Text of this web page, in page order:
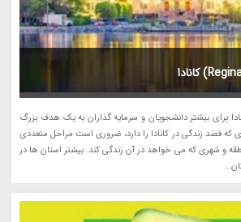
برای بیشتر دانشجویان و سرمایه گذاران به یک هدف بزرگ
که قصد زندگی در کانادا را دارد، ضروری است مراحل متعددی
و شهری که می خواهد در آن زندگی کند. بیشتر استان ها در